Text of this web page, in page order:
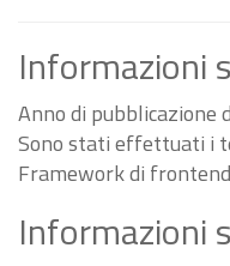
Informazioni
Anno di pubblicazione
Sono stati effettuati i
Framework di
Informazioni